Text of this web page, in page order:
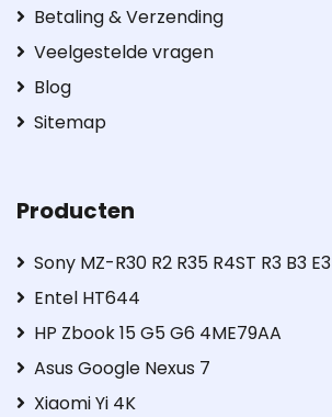
Betaling & Verzending
Veelgestelde vragen
Blog
Sitemap
Producten
Sony MZ-R30 R2 R35 R4ST R3 B3 E3
Entel HT644
HP Zbook 15 G5 G6 4ME79AA
Asus Google Nexus 7
Xiaomi Yi 4K